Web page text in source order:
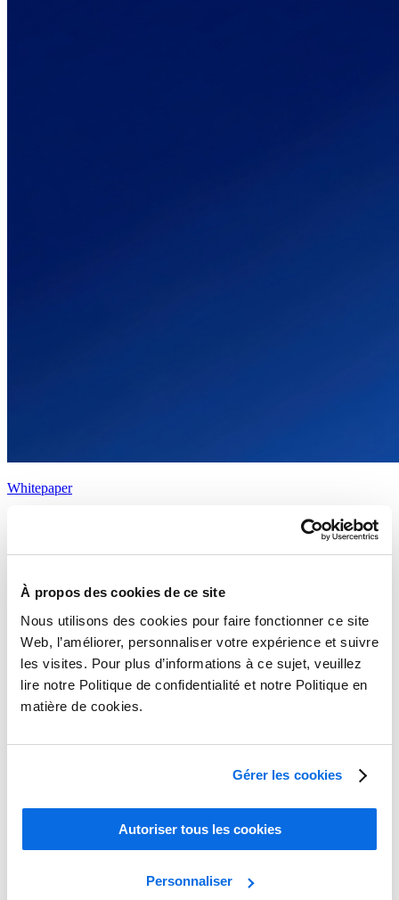
À propos des cookies de ce site
Nous utilisons des cookies pour faire fonctionner ce site
Web, l’améliorer, personnaliser votre expérience et suivre
les visites. Pour plus d’informations à ce sujet, veuillez
lire notre Politique de confidentialité et notre Politique en
matière de cookies.
Gérer les cookies
Autoriser tous les cookies
Personnaliser
Whitepaper
Comment l’IA Stimule l’Innovation, Booste la Productivité et Fait